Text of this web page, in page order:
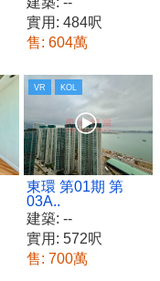
實用: 484呎
售: 604萬
VR KOL
東環 第01期 第
03A..
建築: --
實用: 572呎
售: 700萬